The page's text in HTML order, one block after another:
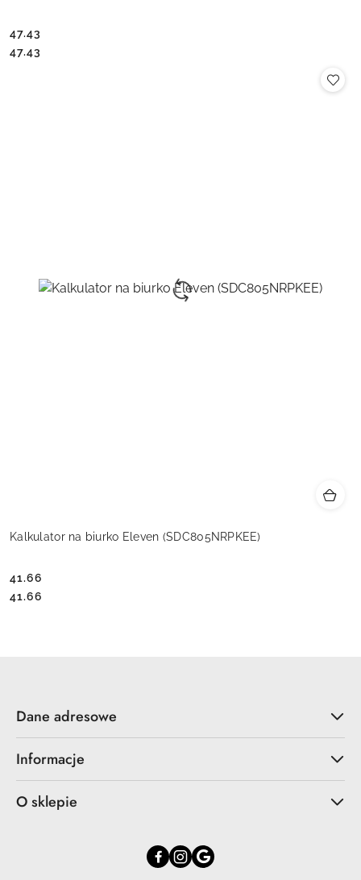
Cena:
47.43
Cena:
47.43
Kalkulator na biurko Eleven (SDC805NRPKEE)
Cena:
41.66
Cena:
41.66
Dane adresowe
Informacje
O sklepie